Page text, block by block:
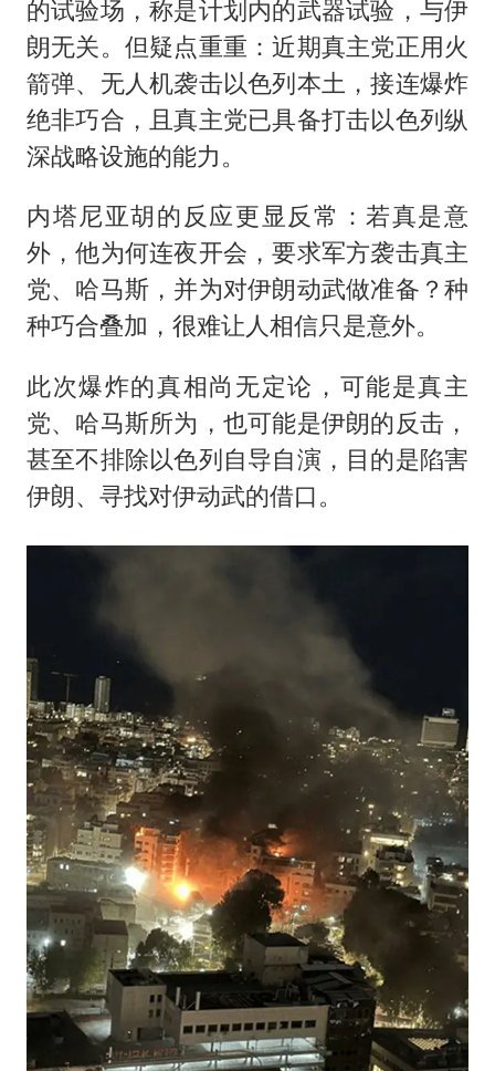
的试验场，称是计划内的武器试验，与伊
朗无关。但疑点重重：近期真主党正用火
箭弹、无人机袭击以色列本土，接连爆炸
绝非巧合，且真主党已具备打击以色列纵
深战略设施的能力。
内塔尼亚胡的反应更显反常：若真是意
外，他为何连夜开会，要求军方袭击真主
党、 哈马斯 ，并为对伊朗动武做准备？种
种巧合叠加，很难让人相信只是意外。
此次爆炸的真相尚无定论，可能是真主
党、哈马斯所为，也可能是伊朗的反击，
甚至不排除以色列自导自演，目的是陷害
伊朗、寻找对伊动武的借口。